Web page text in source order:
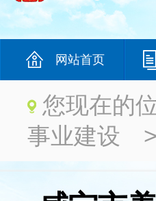
网站首页
您现在的
事业建设